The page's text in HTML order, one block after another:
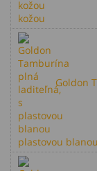
kožou
Goldon
plastovou blanou